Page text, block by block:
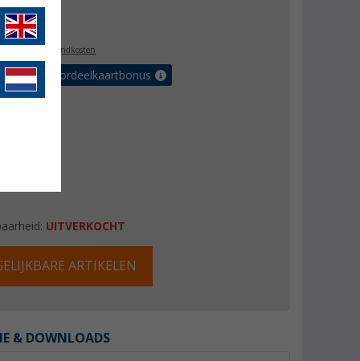
plus verzendkosten
tot 5% voordeelkaartbonus
UITVERKOCHT
ARTIKELEN
& DOWNLOADS